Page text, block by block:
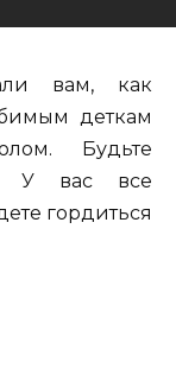
вам, как
деткам
Будьте
У вас все
гордиться